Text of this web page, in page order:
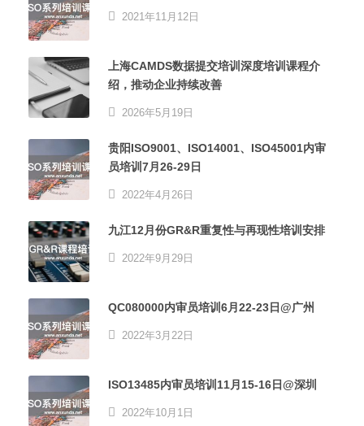
2021年11月12日
上海CAMDS数据提交培训深度培训课程介
绍，推动企业持续改善
2026年5月19日
贵阳ISO9001、ISO14001、ISO45001内审
员培训7月26-29日
2022年4月26日
九江12月份GR&R重复性与再现性培训安排
2022年9月29日
QC080000内审员培训6月22-23日@广州
2022年3月22日
ISO13485内审员培训11月15-16日@深圳
2022年10月1日